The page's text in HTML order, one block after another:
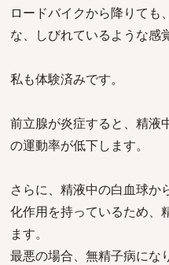
ロードバイクから降りても
な、しびれているような感
私も体験済みです。
前立腺が炎症すると、精液
の運動率が低下します。
さらに、精液中の白血球か
化作用を持っているため、
ます。
最悪の場合、無精子病にな